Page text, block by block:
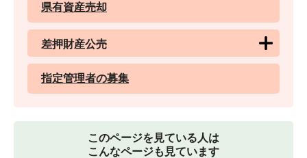
県有資産売却
差押財産公売
指定管理者の募集
このページを見ている人は
こんなページも見ています